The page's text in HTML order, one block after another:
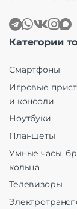
Категории
Смартфоны
Игровые
и консоли
Ноутбуки
Планшеты
Умные часы,
кольца
Телевизоры